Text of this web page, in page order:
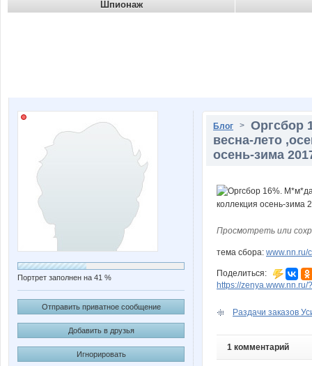
Шпионаж
Портрет заполнен на 41 %
Отправить приватное сообщение
Добавить в друзья
Игнорировать
Блог > Оргсбор
весна-лето
осень-зима
Просмотреть или
тема сбора: www.nn.ru/
Поделиться:
https://
Раздачи заказов
1 комментарий